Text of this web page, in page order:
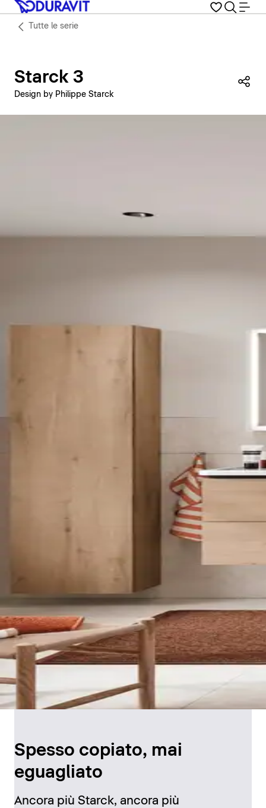
Tutte le serie
Starck 3
Design by Philippe Starck
Spesso copiato, mai
eguagliato
Ancora più Starck, ancora più